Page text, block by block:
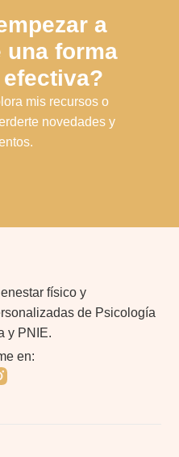
a
una forma
mis recursos o
novedades y
físico y
de Psicología
y PNIE.
en: